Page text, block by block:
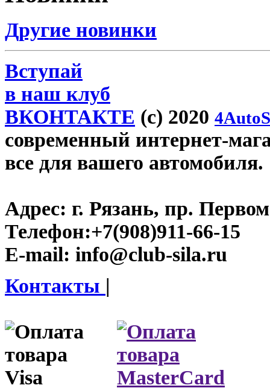
Другие новинки
Вступай
в наш клуб
ВКОНТАКТЕ (c) 2020
современный интернет-
все для вашего автомобиля.
Адрес: г. Рязань, пр.
Телефон:+7(908)911-66-15
E-mail: info@club-sila.ru
Контакты |